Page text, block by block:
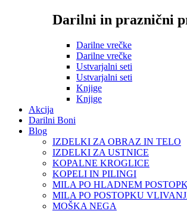
Darilni in praznični
Darilne vrečke
Darilne vrečke
Ustvarjalni seti
Ustvarjalni seti
Knjige
Knjige
Akcija
Darilni Boni
Blog
IZDELKI ZA OBRAZ IN TELO
IZDELKI ZA USTNICE
KOPALNE KROGLICE
KOPELI IN PILINGI
MILA PO HLADNEM
MILA PO POSTOPKU
MOŠKA NEGA